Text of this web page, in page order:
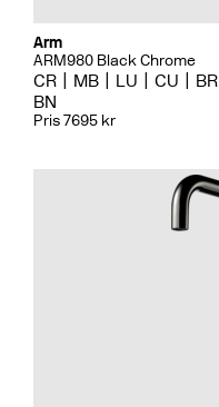
Arm
ARM980 Black Chrome
CR MB LU CU BR
BN
Pris 7695 kr